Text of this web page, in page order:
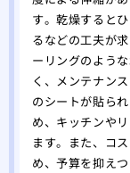
す。乾燥すると
るなどの工夫が
ーリングのよう
く、メンテナン
のシートが貼ら
め、キッチンや
ます。また、コ
め、予算を抑え